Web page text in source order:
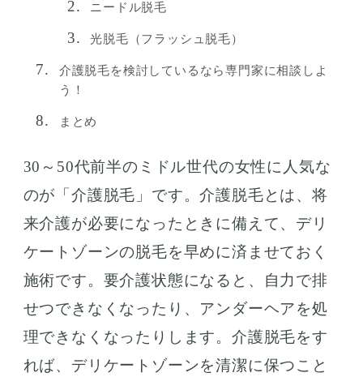
ニードル脱毛
光脱毛（フラッシュ脱毛）
介護脱毛を検討しているなら専門家に相談しよ
う！
まとめ
30～50代前半のミドル世代の女性に人気な
のが「介護脱毛」です。介護脱毛とは、将
来介護が必要になったときに備えて、デリ
ケートゾーンの脱毛を早めに済ませておく
施術です。要介護状態になると、自力で排
せつできなくなったり、アンダーヘアを処
理できなくなったりします。介護脱毛をす
れば、デリケートゾーンを清潔に保つこと